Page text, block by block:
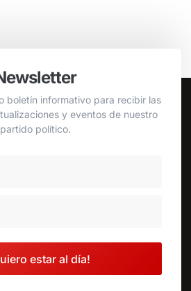
boletín informativo para recibir las
y eventos de nuestro
partido político.
estar al día!